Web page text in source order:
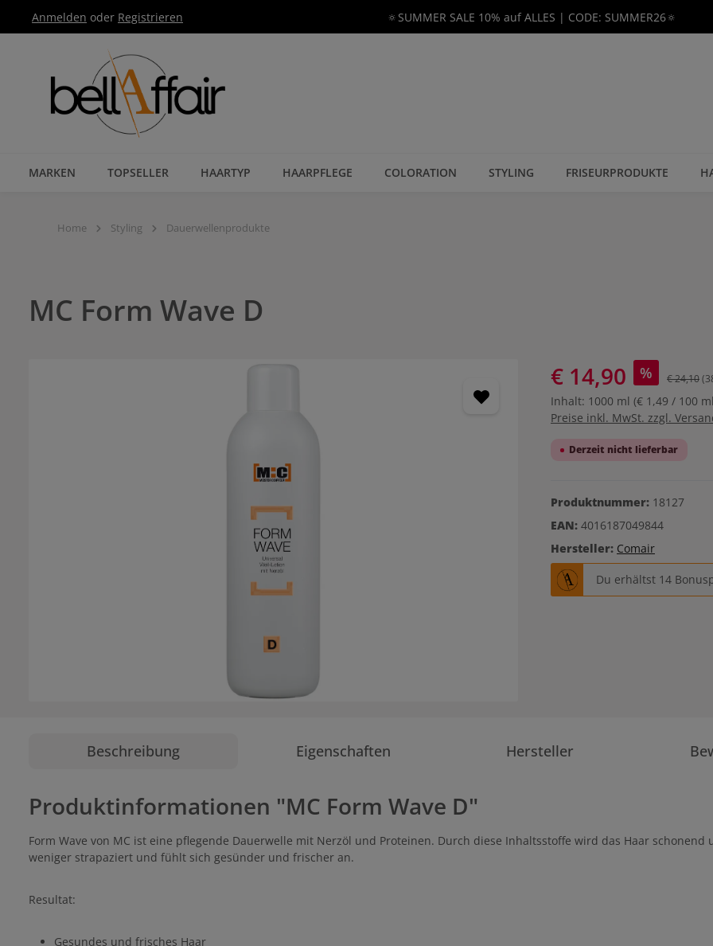
Hauptnavigation springen
Anmelden oder Registrieren 🔅SUMMER SALE 10% auf ALLES | CODE: SUMMER26🔅
MARKEN TOPSELLER HAARTYP HAARPFLEGE COLORATION STYLING FRISEURPRODUKTE
Home Styling Dauerwellenprodukte
MC Form Wave D
€ 14,90 % € 24,10
Inhalt: 1000 ml (€ 1,49 / 100
Preise inkl. MwSt. zzgl.
Derzeit nicht lieferbar
Produktnummer: 18127
EAN: 4016187049844
Hersteller: Comair
Du erhältst 14
Beschreibung Eigenschaften Hersteller
Produktinformationen "MC Form Wave D"
Form Wave von MC ist eine pflegende Dauerwelle mit Nerzöl und Proteinen. Durch diese Inhaltsstoffe wird das Haar
weniger strapaziert und fühlt sich gesünder und frischer an.
Resultat:
Gesundes und frisches Haar